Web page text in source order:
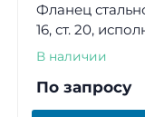
Фланец
16, ст. 20,
В наличии
По запросу